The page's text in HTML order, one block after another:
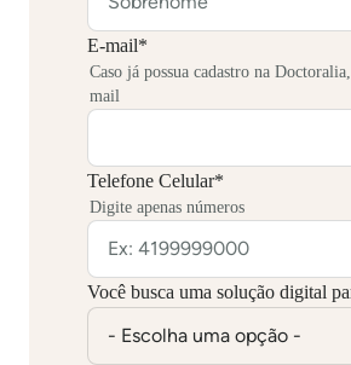
E-mail*
Caso já possua cadastro na
mail
Telefone Celular*
Digite apenas números
Você busca uma solução digital